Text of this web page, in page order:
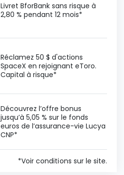
Livret BforBank sans risque à
2,80 % pendant 12 mois*
Réclamez 50 $ d'actions
SpaceX en rejoignant eToro.
Capital à risque*
Découvrez l’offre bonus
jusqu’à 5,05 % sur le fonds
euros de l’assurance-vie Lucya
CNP*
*Voir conditions sur le site.